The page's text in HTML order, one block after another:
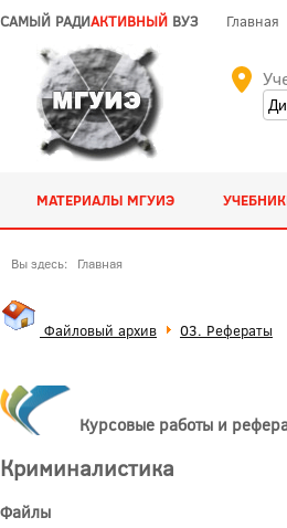
САМЫЙ РАДИАКТИВНЫЙ ВУЗ Главная
МАТЕРИАЛЫ МГУИЭ
Вы здесь: Главная
Файловый архив 03. Рефераты
Курсовые работы и
Криминалистика
Файлы